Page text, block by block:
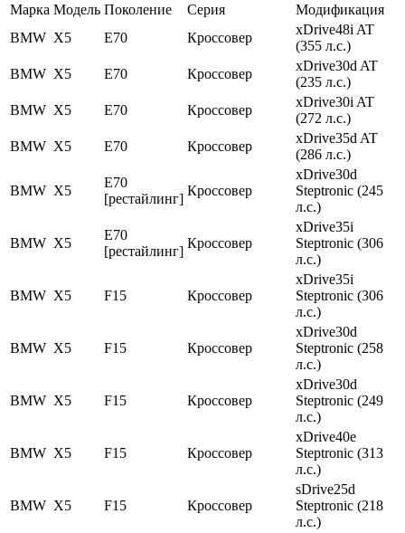
Марка Модель Поколение Серия
Модификация
BMW X5 E70 Кроссовер
xDrive48i AT
(355 л.с.)
BMW X5 E70 Кроссовер
xDrive30d AT
(235 л.с.)
BMW X5 E70 Кроссовер
xDrive30i AT
(272 л.с.)
BMW X5 E70 Кроссовер
xDrive35d AT
(286 л.с.)
BMW X5
E70
[рестайлинг]
Кроссовер
xDrive30d
Steptronic (245
л.с.)
BMW X5
E70
[рестайлинг]
Кроссовер
xDrive35i
Steptronic (306
л.с.)
BMW X5 F15 Кроссовер
xDrive35i
Steptronic (306
л.с.)
BMW X5 F15 Кроссовер
xDrive30d
Steptronic (258
л.с.)
BMW X5 F15 Кроссовер
xDrive30d
Steptronic (249
л.с.)
BMW X5 F15 Кроссовер
xDrive40e
Steptronic (313
л.с.)
BMW X5 F15 Кроссовер
sDrive25d
Steptronic (218
л.с.)